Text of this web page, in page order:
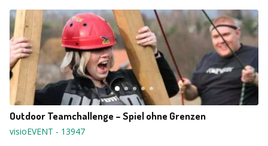
Outdoor Teamchallenge – Spiel ohne Grenzen
visioEVENT - 13947